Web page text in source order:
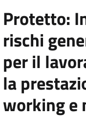
Protetto:
rischi
per il
la
working e